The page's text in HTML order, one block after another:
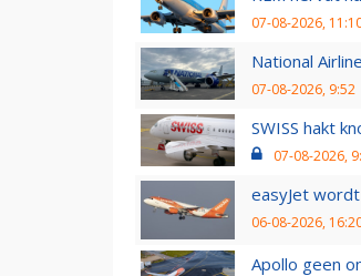
07-08-2026,
National
07-08-2026, 9:52
SWISS hakt
07-08-2026,
easyJet
06-08-2026,
Apollo geen